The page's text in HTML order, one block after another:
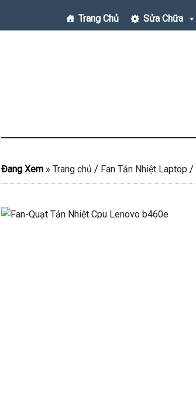
Trang Chủ Sửa Chữa
Đang Xem » Trang chủ / Fan Tản Nhiệt Laptop /